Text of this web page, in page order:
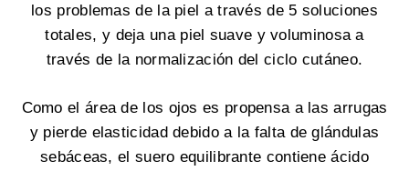
los problemas de la piel a través de 5 soluciones
totales, y deja una piel suave y voluminosa a
través de la normalización del ciclo cutáneo.
Como el área de los ojos es propensa a las arrugas
y pierde elasticidad debido a la falta de glándulas
sebáceas, el suero equilibrante contiene ácido